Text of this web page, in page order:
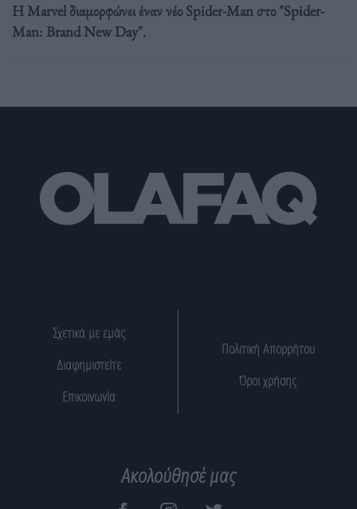
Η Marvel διαμορφώνει έναν νέο Spider-Man στο "Spider-
Man: Brand New Day".
Σχετικά με εμάς
Διαφημιστείτε
Επικοινωνία
Πολιτική Απορρήτου
Όροι χρήσης
Ακολούθησέ μας